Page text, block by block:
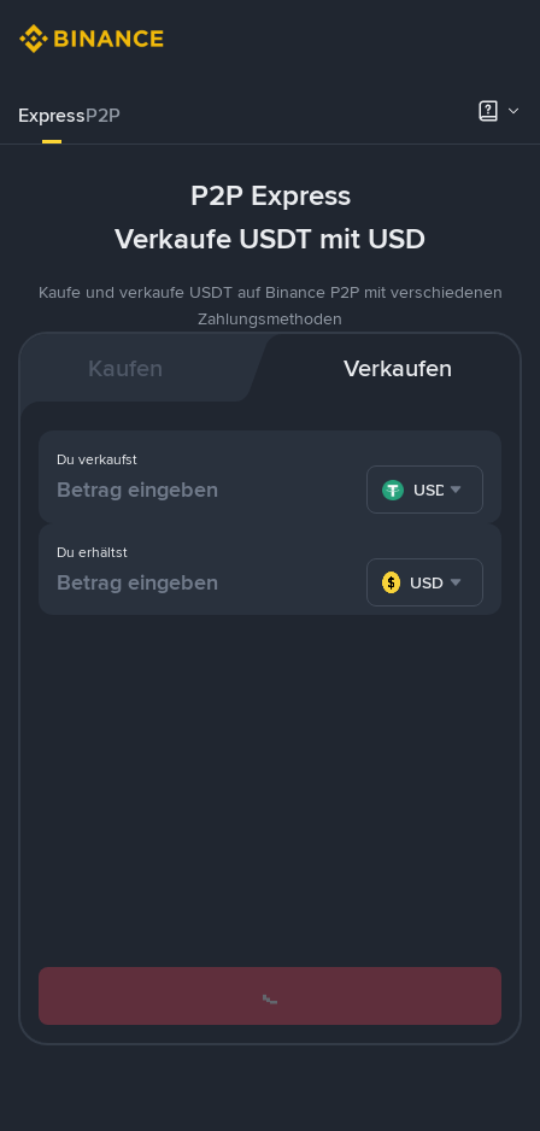
ExpressP2P
P2P Express
Verkaufe USDT mit USD
Kaufe und verkaufe USDT auf Binance P2P mit verschiedenen
Zahlungsmethoden
Kaufen Verkaufen
Du erhältst
USD
Du verkaufst
USDT